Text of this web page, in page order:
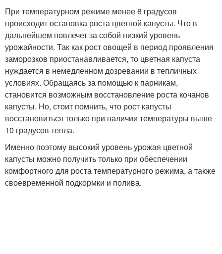
При температурном режиме менее 8 градусов
происходит остановка роста цветной капусты. Что в
дальнейшем повлечет за собой низкий уровень
урожайности. Так как рост овощей в период проявления
заморозков приостанавливается, то цветная капуста
нуждается в немедленном дозревании в тепличных
условиях. Обращаясь за помощью к парникам,
становится возможным восстановление роста кочанов
капусты. Но, стоит помнить, что рост капусты
восстановиться только при наличии температуры выше
10 градусов тепла.
Именно поэтому высокий уровень урожая цветной
капусты можно получить только при обеспечении
комфортного для роста температурного режима, а также
своевременной подкормки и полива.